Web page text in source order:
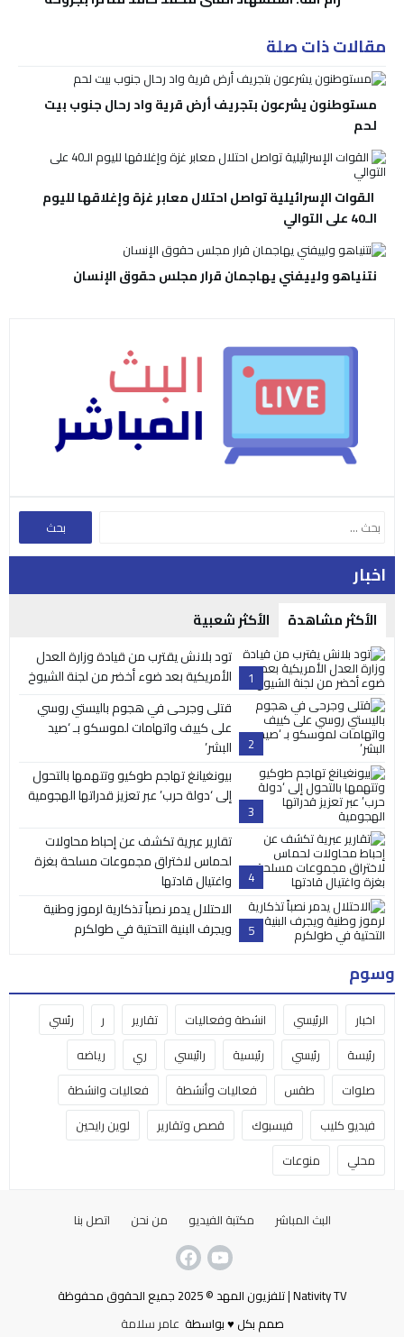
مقالات ذات صلة
مستوطنون يشرعون بتجريف أرض قرية واد رحال جنوب بيت
لحم
القوات الإسرائيلية تواصل احتلال معابر غزة وإغلاقها لليوم
الـ40 على التوالي
نتنياهو ولييفني يهاجمان قرار مجلس حقوق الإنسان
اخبار
الأكثر مشاهدة الأكثر شعبية
1
تود بلانش يقترب من قيادة وزارة العدل
الأمريكية بعد ضوء أخضر من لجنة الشيوخ
2
قتلى وجرحى في هجوم باليستي روسي
على كييف واتهامات لموسكو بـ ‘صيد
البشر’
3
بيونغيانغ تهاجم طوكيو وتتهمها بالتحول
إلى ‘دولة حرب’ عبر تعزيز قدراتها الهجومية
4
تقارير عبرية تكشف عن إحباط محاولات
لحماس لاختراق مجموعات مسلحة بغزة
واغتيال قادتها
5
الاحتلال يدمر نصباً تذكارية لرموز وطنية
ويجرف البنية التحتية في طولكرم
وسوم
اخبار الرئيسي انشطة وفعاليات تقارير ر
رئسي
رئيسة
رئيسي رئيسية رائيسي ري
رياضه
صلوات
طقس فعاليات وأنشطة
فعاليات وانشطة
فيديو كليب
فيسبوك قصص وتقارير
لوين رايحين
محلي
منوعات
البث المباشر مكتبة الفيديو من نحن اتصل بنا
Nativity TV | تلفزيون المهد © 2025 جميع الحقوق محفوظة
صمم بكل ♥ بواسطة عامر سلامة